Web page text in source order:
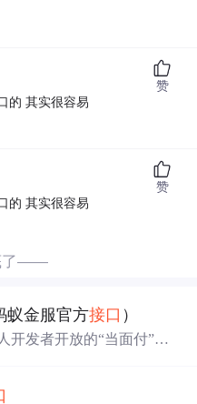
的 其实很容易
赞
的 其实很容易
赞
了——
蚁金服官方接口 ）
开发者开放的“当面付”接
照，适合个人开发者小额